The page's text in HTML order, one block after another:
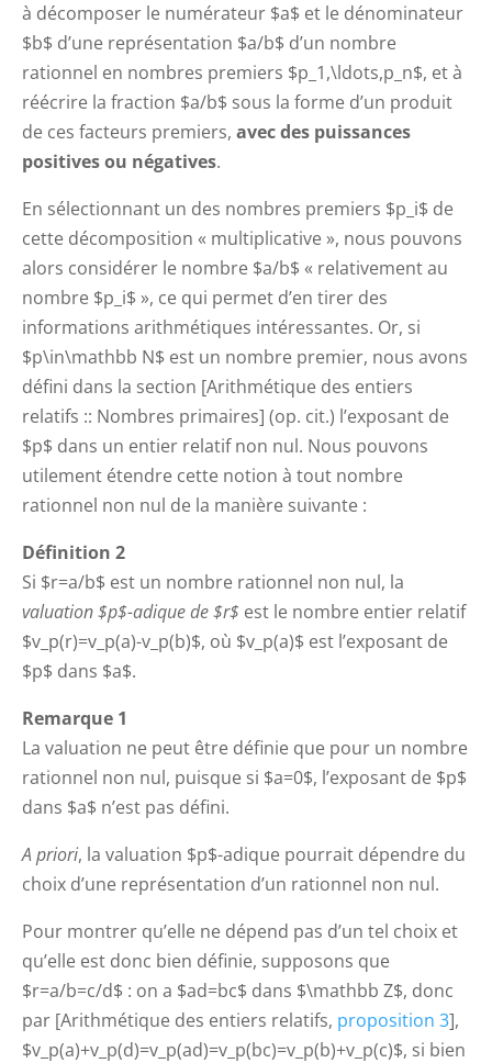
à décomposer le numérateur $a$ et le dénominateur
$b$ d’une représentation $a/b$ d’un nombre
rationnel en nombres premiers $p_1,\ldots,p_n$, et à
réécrire la fraction $a/b$ sous la forme d’un produit
de ces facteurs premiers, avec des puissances
positives ou négatives.
En sélectionnant un des nombres premiers $p_i$ de
cette décomposition « multiplicative », nous pouvons
alors considérer le nombre $a/b$ « relativement au
nombre $p_i$ », ce qui permet d’en tirer des
informations arithmétiques intéressantes. Or, si
$p\in\mathbb N$ est un nombre premier, nous avons
défini dans la section [Arithmétique des entiers
relatifs :: Nombres primaires] (op. cit.) l’exposant de
$p$ dans un entier relatif non nul. Nous pouvons
utilement étendre cette notion à tout nombre
rationnel non nul de la manière suivante :
Définition 2
Si $r=a/b$ est un nombre rationnel non nul, la
valuation $p$-adique de $r$ est le nombre entier relatif
$v_p(r)=v_p(a)-v_p(b)$, où $v_p(a)$ est l’exposant de
$p$ dans $a$.
Remarque 1
La valuation ne peut être définie que pour un nombre
rationnel non nul, puisque si $a=0$, l’exposant de $p$
dans $a$ n’est pas défini.
A priori, la valuation $p$-adique pourrait dépendre du
choix d’une représentation d’un rationnel non nul.
Pour montrer qu’elle ne dépend pas d’un tel choix et
qu’elle est donc bien définie, supposons que
$r=a/b=c/d$ : on a $ad=bc$ dans $\mathbb Z$, donc
par [Arithmétique des entiers relatifs, proposition 3],
$v_p(a)+v_p(d)=v_p(ad)=v_p(bc)=v_p(b)+v_p(c)$, si bien